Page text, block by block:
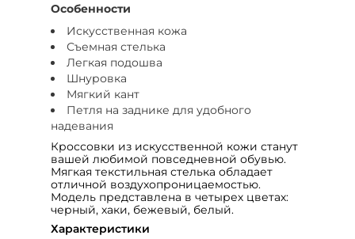
Особенности
Искусственная кожа
Съемная стелька
Легкая подошва
Шнуровка
Мягкий кант
Петля на заднике для удобного
надевания
Кроссовки из искусственной кожи станут
вашей любимой повседневной обувью.
Мягкая текстильная стелька обладает
отличной воздухопроницаемостью.
Модель представлена в четырех цветах:
черный, хаки, бежевый, белый.
Характеристики